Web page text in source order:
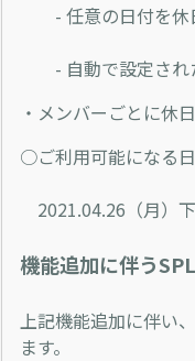
- 任意の日付を休
- 自動で設定され
・メンバーごとに休
○ご利用可能になる
2021.04.26（月）
機能追加に伴う
上記機能追加に伴い
ます。